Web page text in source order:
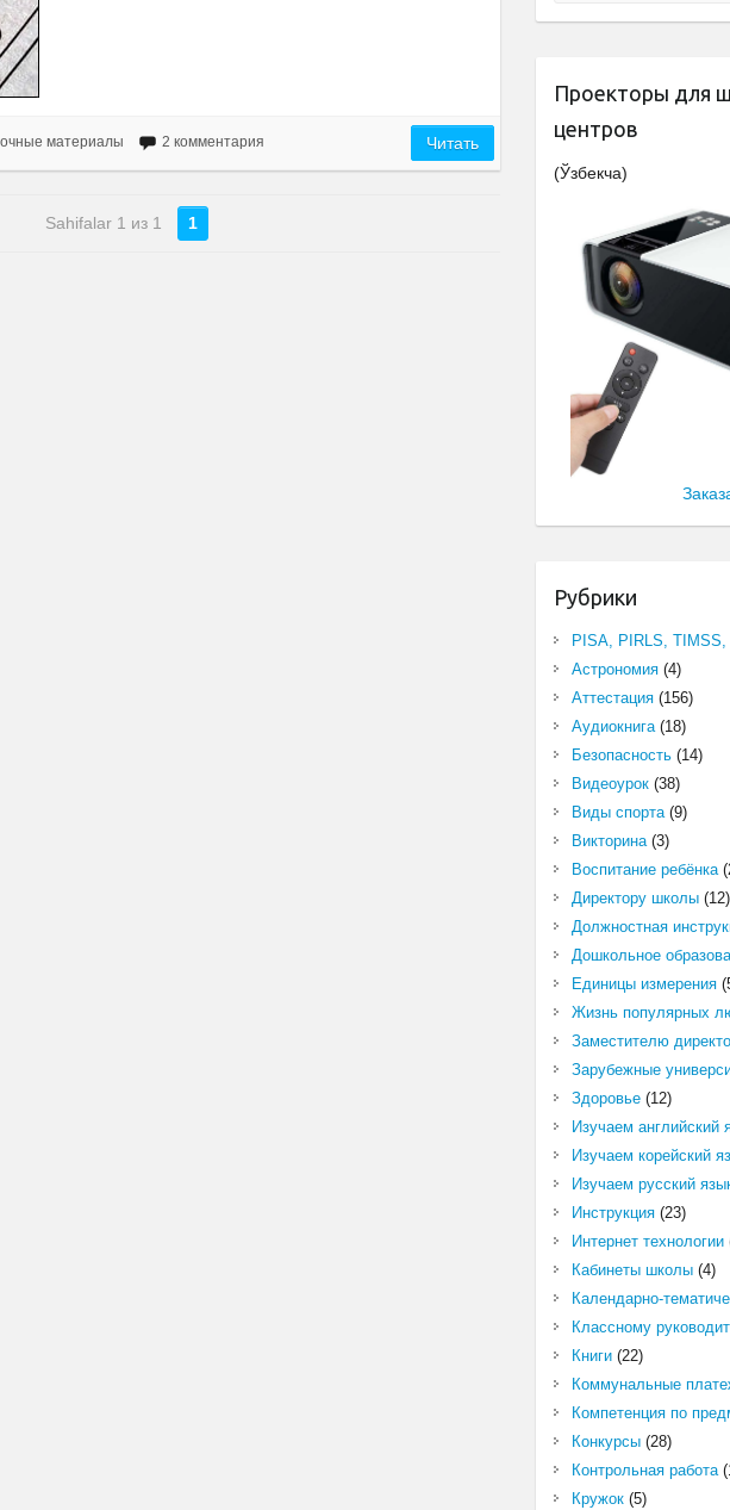
материалы 2 комментария Читать
Sahifalar 1 из 1 1
Проекторы для
центров
(Ўзбекча)
Рубрики
PISA, PIRLS, TIMSS,
Астрономия(4)
Аттестация(156)
Аудиокнига(18)
Безопасность(14)
Видеоурок(38)
Виды спорта(9)
Викторина(3)
Воспитание ребёнка
Директору школы(12)
Должностная
Дошкольное
Единицы измерения
Жизнь популярных
Заместителю
Зарубежные
Здоровье(12)
Изучаем английский
Изучаем корейский
Изучаем русский
Инструкция(23)
Интернет технологии
Кабинеты школы(4)
Календарно-
Классному
Книги(22)
Коммунальные
Компетенция по
Конкурсы(28)
Контрольная работа
Кружок(5)